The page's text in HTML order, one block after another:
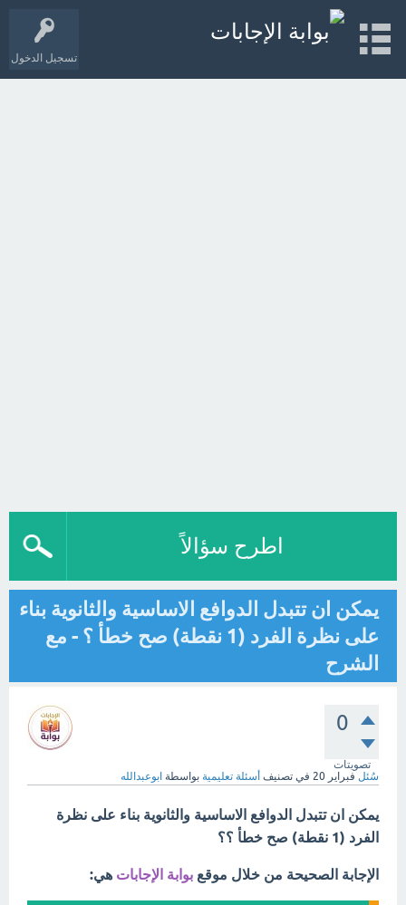
تسجيل الدخول
اطرح سؤالاً
يمكن ان تتبدل الدوافع الاساسية والثانوية بناء
على نظرة الفرد (1 نقطة) صح خطأ ؟ - مع
الشرح
0
تصويتات
سُئل فبراير 20 في تصنيف أسئلة تعليمية بواسطة ابوعبدالله
يمكن ان تتبدل الدوافع الاساسية والثانوية بناء على نظرة
الفرد (1 نقطة) صح خطأ ؟؟
الإجابة الصحيحة من خلال موقع بوابة الإجابات هي: